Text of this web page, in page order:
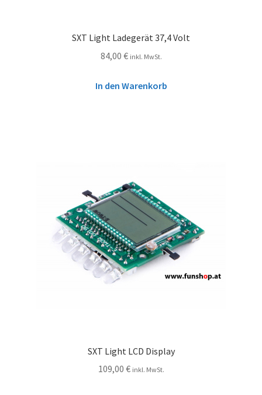
SXT Light Ladegerät 37,4 Volt
84,00 € inkl. MwSt.
In den Warenkorb
SXT Light LCD Display
109,00 € inkl. MwSt.